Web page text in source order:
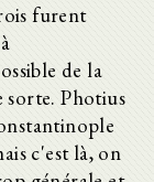
furent
de la
sorte. Photius
c'est là, on